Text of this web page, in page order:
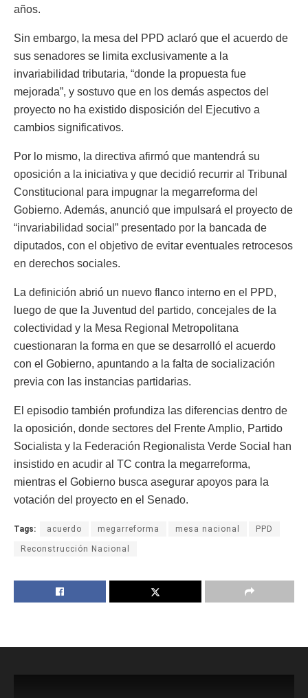
años.
Sin embargo, la mesa del PPD aclaró que el acuerdo de
sus senadores se limita exclusivamente a la
invariabilidad tributaria, “donde la propuesta fue
mejorada”, y sostuvo que en los demás aspectos del
proyecto no ha existido disposición del Ejecutivo a
cambios significativos.
Por lo mismo, la directiva afirmó que mantendrá su
oposición a la iniciativa y que decidió recurrir al Tribunal
Constitucional para impugnar la megarreforma del
Gobierno. Además, anunció que impulsará el proyecto de
“invariabilidad social” presentado por la bancada de
diputados, con el objetivo de evitar eventuales retrocesos
en derechos sociales.
La definición abrió un nuevo flanco interno en el PPD,
luego de que la Juventud del partido, concejales de la
colectividad y la Mesa Regional Metropolitana
cuestionaran la forma en que se desarrolló el acuerdo
con el Gobierno, apuntando a la falta de socialización
previa con las instancias partidarias.
El episodio también profundiza las diferencias dentro de
la oposición, donde sectores del Frente Amplio, Partido
Socialista y la Federación Regionalista Verde Social han
insistido en acudir al TC contra la megarreforma,
mientras el Gobierno busca asegurar apoyos para la
votación del proyecto en el Senado.
Tags: acuerdo megarreforma mesa nacional PPD
Reconstrucción Nacional